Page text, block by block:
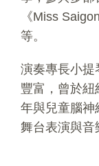
《Miss
等。
演奏專長小提
豐富，曾於
年與兒童腦神
舞台表演與音